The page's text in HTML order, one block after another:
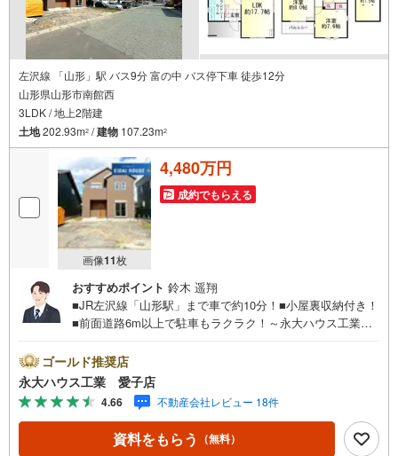
左沢線 「山形」駅 バス9分 富の中 バス停下車 徒歩12分
山形県山形市南館西
3LDK / 地上2階建
土地202.93m2 /建物 107.23m2
画像11枚
4,480万円
成約でもらえる
おすすめポイント 鈴木 遥翔
■JR左沢線「山形駅」まで車で約10分！■小屋裏収納付き！
■前面道路6m以上で駐車もラクラク！～永大ハウス工業の
らでは当社の強みを大きく2つに分けてご紹介！1.＜豊富な
不動産知識＞戸建・マンション・土地...と種別を問わず不
動産を取り扱っております。更に教育施設や商業施設、子
育て環境や行政などの地域情報を総合し、お客様により良
い物件選びをして頂けるよう、しっかりとサポートさせて
頂きます。2.＜経験豊富なスタッフ＞当社では【購入】
ゴールド推奨店
永大ハウス工業 愛子店
4.66 不動産会社レビュー 18件
資料をもらう （無料）